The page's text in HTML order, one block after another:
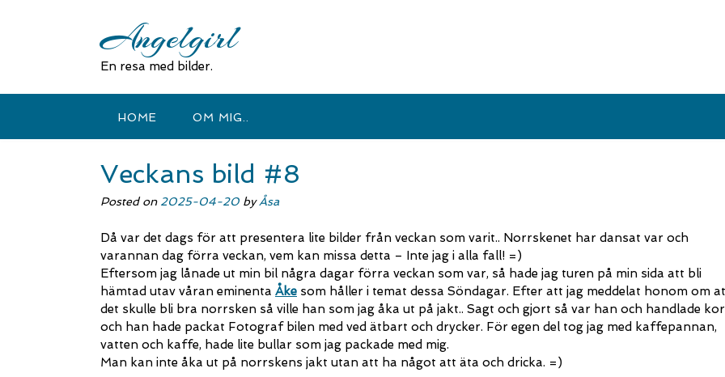
Angelgirl
En resa med bilder.
HOME OM MIG..
Veckans bild #8
Posted on 2025-04-20 byÅsa
Då var det dags för att presentera lite bilder från veckan som varit.. Norrskenet har dansat var och
varannan dag förra veckan, vem kan missa detta – Inte jag i alla fall! =)
Eftersom jag lånade ut min bil några dagar förra veckan som var, så hade jag turen på min sida att bli
hämtad utav våran eminenta Åke som håller i temat dessa Söndagar. Efter att jag meddelat honom om
det skulle bli bra norrsken så ville han som jag åka ut på jakt.. Sagt och gjort så var han och handlade
och han hade packat Fotograf bilen med ved ätbart och drycker. För egen del tog jag med kaffepannan,
vatten och kaffe, hade lite bullar som jag packade med mig.
Man kan inte åka ut på norrskens jakt utan att ha något att äta och dricka. =)